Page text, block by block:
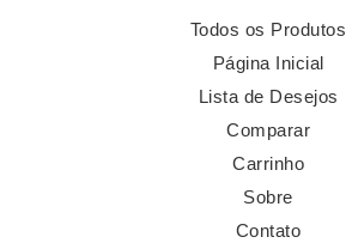
Todos os Produtos
Página Inicial
Lista de Desejos
Comparar
Carrinho
Sobre
Contato